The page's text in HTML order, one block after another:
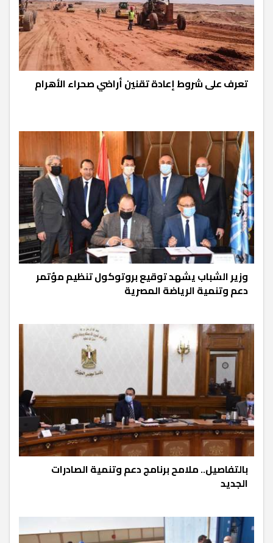
تعرف على شروط إعادة تقنين أراضي صحراء الأهرام
وزير الشباب يشهد توقيع بروتوكول تنظيم مؤتمر
دعم وتنمية الرياضة المصرية
بالتفاصيل.. ملامح برنامج دعم وتنمية الصادرات
الجديد